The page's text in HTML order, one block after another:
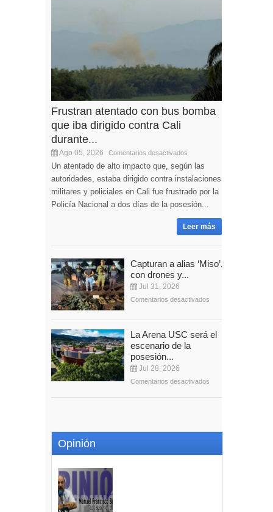
Frustran atentado con bus bomba
que iba dirigido contra Cali
durante...
Ago 05, 2026 Comentarios desactivados
Un atentado de alto impacto que, según las
autoridades, estaba dirigido contra instalaciones
militares y policiales en Cali fue frustrado por la
Policía Nacional a dos días de la posesión...
Leer más
Capturan a alias ‘Miso’,
con drones y...
Jul 31, 2026
Comentarios desactivados
La Arena USC será el
escenario de la
posesión...
Jul 28, 2026
Comentarios desactivados
Opinión